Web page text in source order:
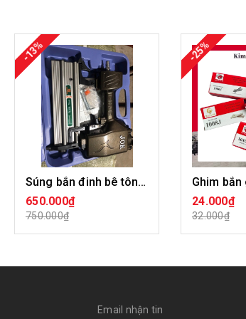
-13%
Súng bắn đinh bê tông ST64 JOK
650.000₫
750.000₫
HẾT HÀNG
-25%
24.000₫
32.000₫
CHỌN